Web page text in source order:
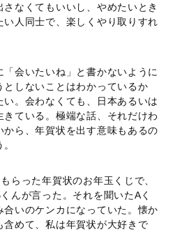
なくてもいいし、やめたいとき
人同士で、楽しくやり取りすれ
会いたいね」と書かないように
としないことはわかっているか
い。会わなくても、日本あるいは
ている。極端な話、それだけわ
ら、年賀状を出す意味もあるの
らった年賀状のお年玉くじで、
んが言った。それを聞いたAく
合いのケンカになっていた。懐か
含めて、私は年賀状が大好きで